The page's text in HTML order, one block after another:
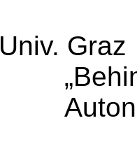
Univ. Graz